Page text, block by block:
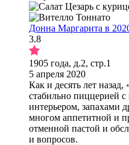
Донна Маргарита в
3.8
1905 года, д.2, стр.1
5 апреля 2020
Как и десять лет
стабильно пиццерией
интерьером, запахами
многом аппетитной и
отменной пастой и
и вопросов.